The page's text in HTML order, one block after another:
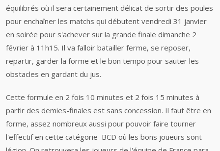
équilibrés où il sera certainement délicat de sortir des poules
pour enchaîner les matchs qui débutent vendredi 31 janvier
en soirée pour s'achever sur la grande finale dimanche 2
février à 11h15. Il va falloir batailler ferme, se reposer,
repartir, garder la forme et le bon tempo pour sauter les
obstacles en gardant du jus.
Cette formule en 2 fois 10 minutes et 2 fois 15 minutes à
partir des demies-finales est sans concession. Il faut être en
forme, assez nombreux aussi pour pouvoir faire tourner
l'effectif en cette catégorie BCD où les bons joueurs sont